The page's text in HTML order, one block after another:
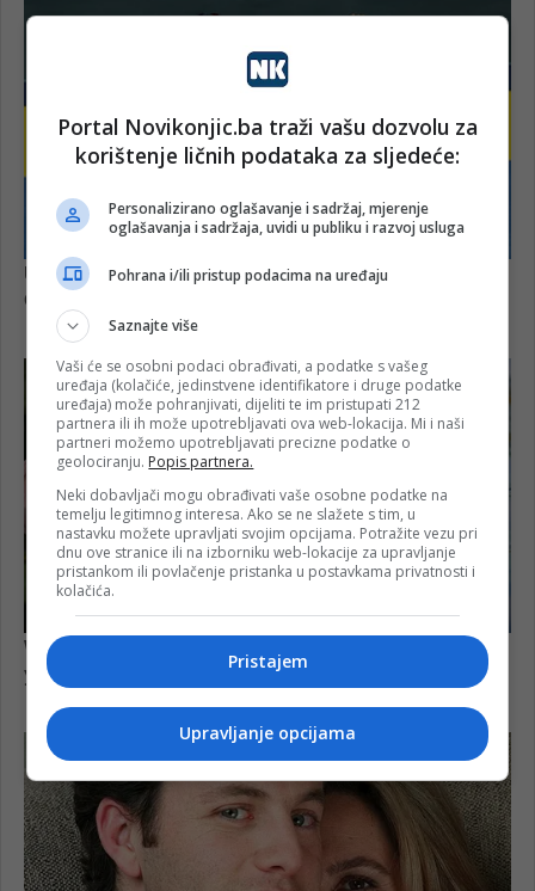
Portal Novikonjic.ba traži vašu dozvolu za
korištenje ličnih podataka za sljedeće:
Personalizirano oglašavanje i sadržaj, mjerenje
oglašavanja i sadržaja, uvidi u publiku i razvoj usluga
Pohrana i/ili pristup podacima na uređaju
Saznajte više
Vaši će se osobni podaci obrađivati, a podatke s vašeg
uređaja (kolačiće, jedinstvene identifikatore i druge podatke
uređaja) može pohranjivati, dijeliti te im pristupati 212
partnera ili ih može upotrebljavati ova web-lokacija. Mi i naši
partneri možemo upotrebljavati precizne podatke o
geolociranju. Popis partnera.
Neki dobavljači mogu obrađivati vaše osobne podatke na
temelju legitimnog interesa. Ako se ne slažete s tim, u
nastavku možete upravljati svojim opcijama. Potražite vezu pri
dnu ove stranice ili na izborniku web-lokacije za upravljanje
pristankom ili povlačenje pristanka u postavkama privatnosti i
kolačića.
Pristajem
Upravljanje opcijama